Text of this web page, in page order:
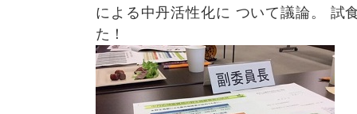
による中丹活性化に ついて議論。 試
た！